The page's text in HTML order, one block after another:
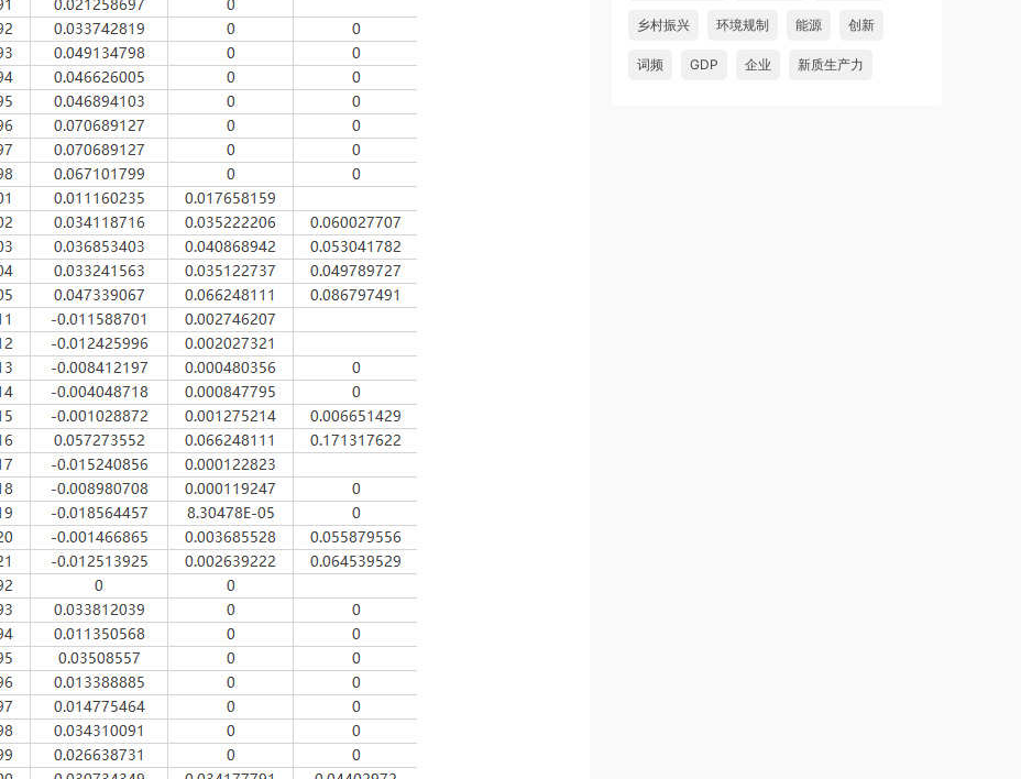
乡村振兴 环境规制 能源 创新
词频 GDP 企业 新质生产力